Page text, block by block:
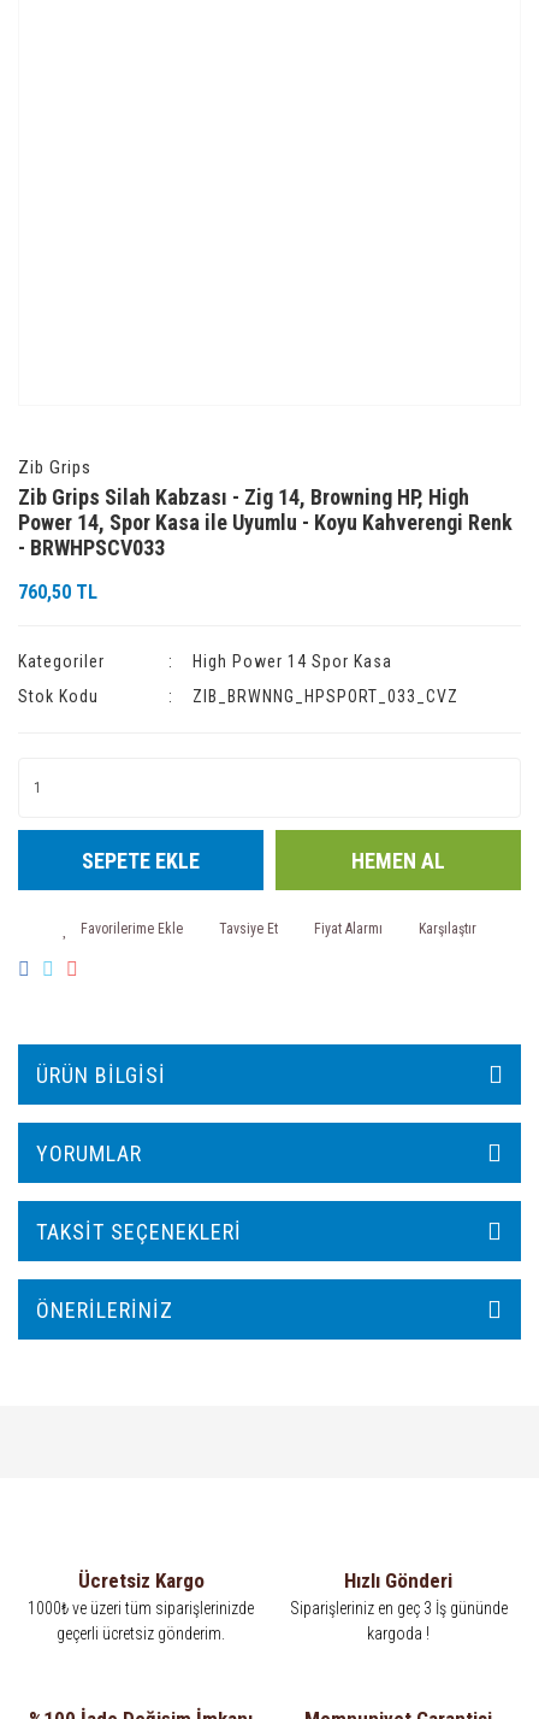
Zib Grips
Zib Grips Silah Kabzası - Zig 14, Browning HP, High
Power 14, Spor Kasa ile Uyumlu - Koyu Kahverengi Renk
- BRWHPSCV033
760,50 TL
Kategoriler
High Power 14 Spor Kasa
Stok Kodu
ZIB_BRWNNG_HPSPORT_033_CVZ
SEPETE EKLE HEMEN AL
Tavsiye Et Fiyat Alarmı Karşılaştır
ÜRÜN BILGISI
YORUMLAR
TAKSIT SEÇENEKLERI
ÖNERILERINIZ
Ücretsiz Kargo
1000₺ ve üzeri tüm siparişlerinizde
geçerli ücretsiz gönderim.
Hızlı Gönderi
Siparişleriniz en geç 3 İş gününde
kargoda !